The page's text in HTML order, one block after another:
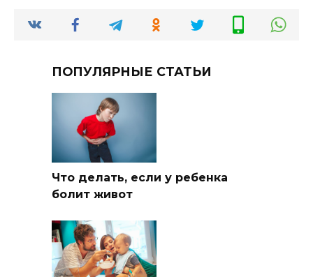
ПОПУЛЯРНЫЕ СТАТЬИ
Что делать, если у ребенка
болит живот